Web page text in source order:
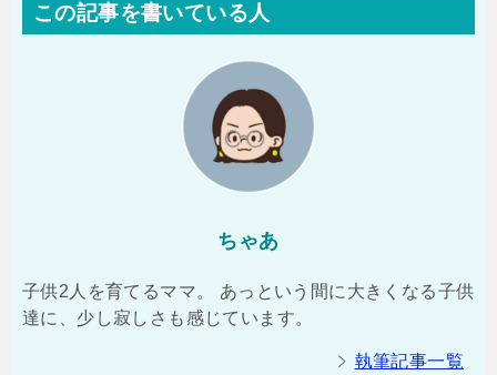
この記事を書いている人
ちゃあ
子供2人を育てるママ。 あっという間に大きくなる子供
達に、少し寂しさも感じています。
執筆記事一覧